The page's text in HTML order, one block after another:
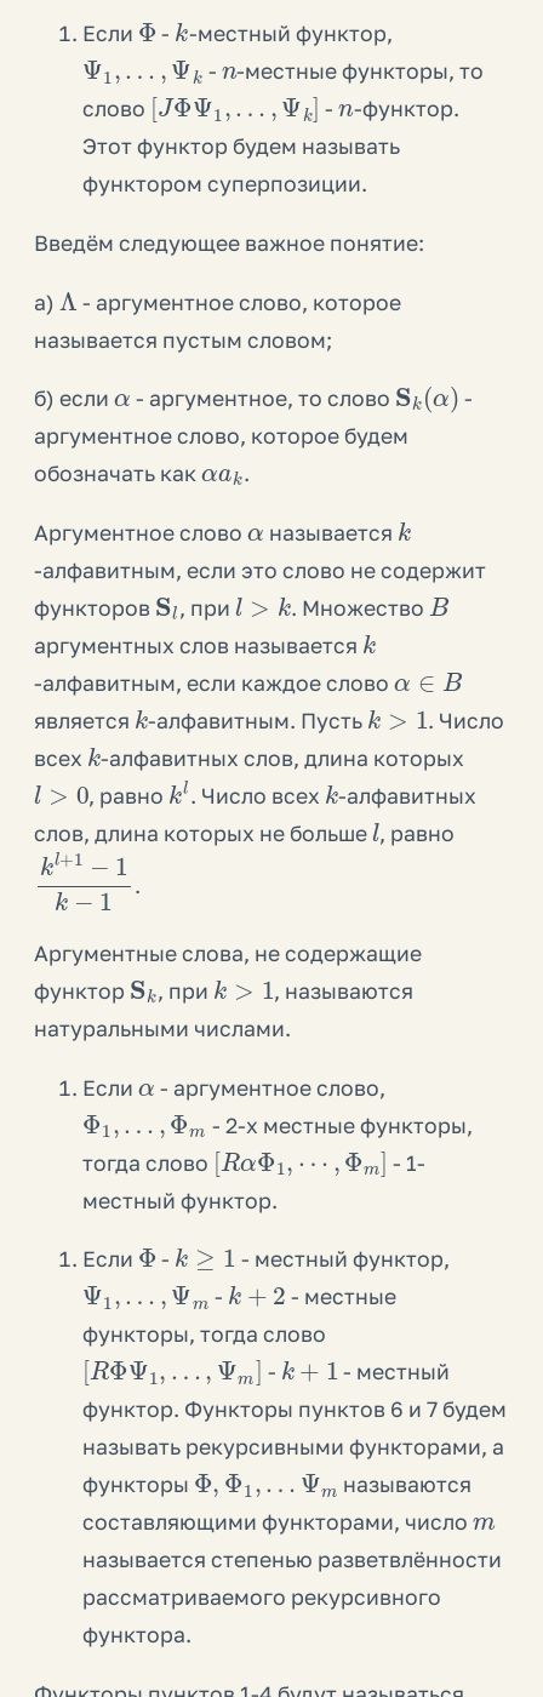
Если
Φ
-
k
-местный функтор,
Ψ k
-
-местные функторы, то
слово
[JΦΨ Ψk
-
n
-функтор.
Этот функтор будем называть
функтором суперпозиции.
Введём следующее важное понятие:
а)
Λ
- аргументное слово, которое
называется пустым словом;
б) если - аргументное, то слово
S ( α)
-
аргументное слово, которое будем
обозначать как
k
.
Аргументное слово называется
k
-алфавитным, если это слово не содержит
функторов
S l
, при
l
. Множество
B
аргументных слов называется
k
-алфавитным, если каждое слово
B
является
k
-алфавитным. Пусть
k
. Число
всех
k
-алфавитных слов, длина которых
l
, равно
k l
. Число всех
k
-алфавитных
слов, длина которых не больше
l
, равно
kl+1 −1 k−
.
Аргументные слова, не содержащие
функтор
S
, при
k 1
, называются
натуральными числами.
Если - аргументное слово,
Φ m
- 2-х местные функторы,
тогда слово
[R Φ Φm ]
- 1-
местный функтор.
Если
Φ
-
k ≥
- местный функтор,
Ψ m
-
k +2
- местные
функторы, тогда слово
[RΦ Ψ 1 … Ψm
-
k +1
- местный
функтор. Функторы пунктов 6 и 7 будем
называть рекурсивными функторами, а
функторы
Φ Φ Ψm
называются
составляющими функторами, число
называется степенью разветвлённости
рассматриваемого рекурсивного
функтора.